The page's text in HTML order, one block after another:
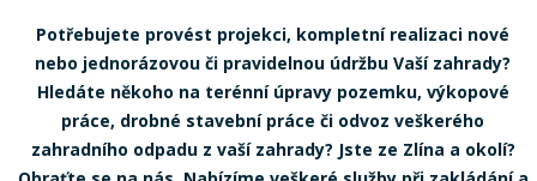
Potřebujete provést projekci, kompletní realizaci nové
nebo jednorázovou či pravidelnou údržbu Vaší zahrady?
Hledáte někoho na terénní úpravy pozemku, výkopové
práce, drobné stavební práce či odvoz veškerého
zahradního odpadu z vaší zahrady? Jste ze Zlína a okolí?